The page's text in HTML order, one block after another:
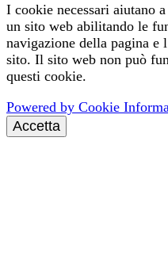
I cookie necessari aiutano
un sito web abilitando le
navigazione della pagina e
sito. Il sito web non può
questi cookie.
Powered by Cookie
Accetta